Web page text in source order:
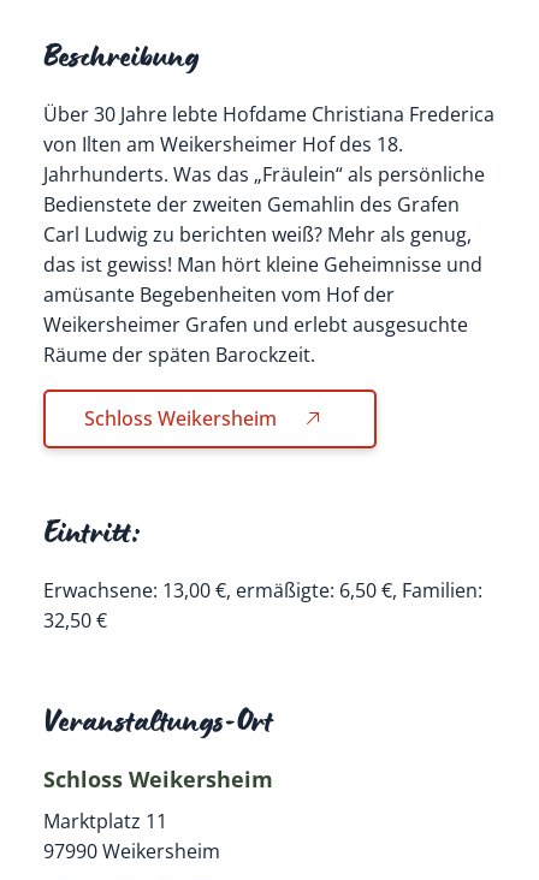
Beschreibung
Über 30 Jahre lebte Hofdame Christiana Frederica
von Ilten am Weikersheimer Hof des 18.
Jahrhunderts. Was das „Fräulein“ als persönliche
Bedienstete der zweiten Gemahlin des Grafen
Carl Ludwig zu berichten weiß? Mehr als genug,
das ist gewiss! Man hört kleine Geheimnisse und
amüsante Begebenheiten vom Hof der
Weikersheimer Grafen und erlebt ausgesuchte
Räume der späten Barockzeit.
Schloss Weikersheim
Eintritt:
Erwachsene: 13,00 €, ermäßigte: 6,50 €, Familien:
32,50 €
Veranstaltungs-Ort
Schloss Weikersheim
Marktplatz 11
97990 Weikersheim